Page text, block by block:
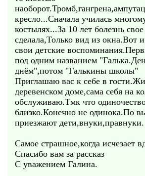
кресло...Сначала училась
костылях...За 10 лет болезнь
сделала,Только вид из окна.Вот
свои детские
под одним названием
днём",потом "Галькины школы"
Приглашаю вас к себе в
деревенском доме,сама себя на
обслуживаю.Тмк что
близко.Конечно не одинока.По
приезжают дети,внуки,правнуки.
Самое страшное,когда исчезает
Спасибо вам за рассказ
С уважением Галина.